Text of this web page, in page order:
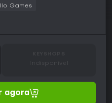
Games
Indisponível
agora